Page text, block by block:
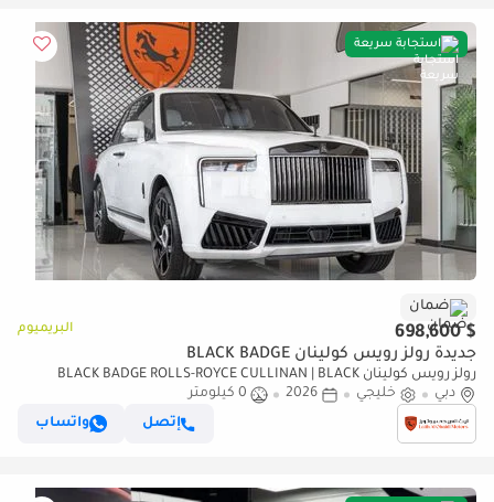
استجابة سريعة
ضمان
$ 698,600 البريميوم
جديدة رولز رويس كولينان BLACK BADGE
رولز رويس كولينان BLACK BADGE ROLLS-ROYCE CULLINAN | BLACK
BADGE | FULL OPTIONS | BESPOKE SOUND SYSTEM | GCC SPECS | DEALER
دبي خليجي 2026
0 كيلومتر
إتصل
واتساب